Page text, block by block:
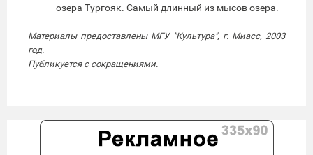
озера Тургояк. Самый длинный из мысов озера.
Материалы предоставлены МГУ "Культура", г. Миасс, 2003
год.
Публикуется с сокращениями.